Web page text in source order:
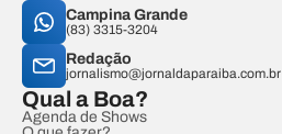
Campina Grande
(83) 3315-3204
Redação
jornalismo@jornaldaparaiba.com.br
Qual a Boa?
Agenda de Shows